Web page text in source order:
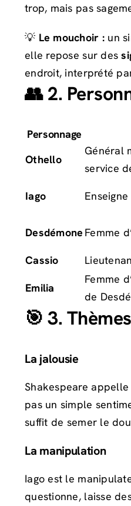
trop, mais pas
💡 Le mouchoir : un
elle repose sur des
endroit, interprété
👥 2.
Personnage
Othello
Général
service
Iago
Desdémone Femme
Cassio
Emilia
Femme
de
🎯 3.
La jalousie
Shakespeare
pas un simple
suffit de semer le
La manipulation
Iago est le
questionne, laisse